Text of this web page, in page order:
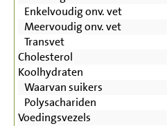
Enkelvoudig onv. vet
Meervoudig onv. vet
Transvet
Cholesterol
Koolhydraten
Waarvan suikers
Polysachariden
Voedingsvezels